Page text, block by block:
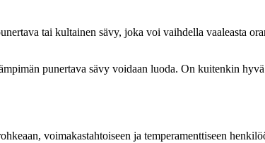
tai kultainen sävy, joka voi vaihdella vaaleasta
punertava sävy voidaan luoda. On kuitenkin
voimakastahtoiseen ja temperamenttiseen